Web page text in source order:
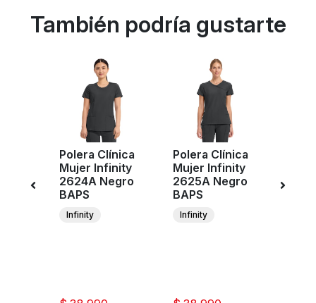
También podría gustarte
Polera Clínica
Mujer Infinity
2624A Negro
BAPS
Infinity
Polera Clínica
Mujer Infinity
2625A Negro
BAPS
Infinity